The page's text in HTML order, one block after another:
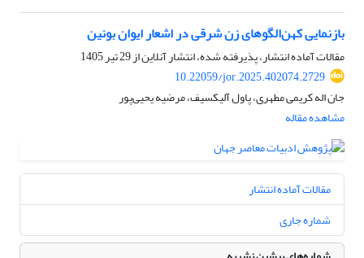
بازنمایی کهن‌الگوهای زن شرقی در اشعار ایوان بونین
مقالات آماده انتشار، پذیرفته شده، انتشار آنلاین از29 تیر 1405
10.22059/jor.2025.402074.2729
جان اله کریمی مطهری، پاول آلیکسیف، مرضیه یحیی‌پور
مشاهده مقاله
مقالات آماده انتشار
شماره جاری